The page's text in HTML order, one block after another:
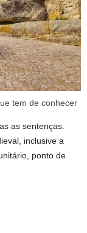
tem de conhecer
as sentenças.
inclusive a
ponto de